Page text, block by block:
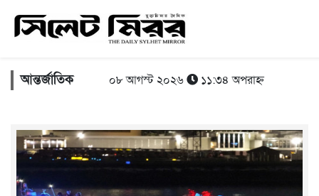
আন্তর্জাতিক ০৮ আগস্ট ২০২৬ ১১:৩৪ অপরাহ্ন